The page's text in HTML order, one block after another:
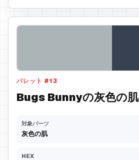
パレット #13
Bugs Bunnyの灰色の肌
対象パーツ
灰色の肌
HEX